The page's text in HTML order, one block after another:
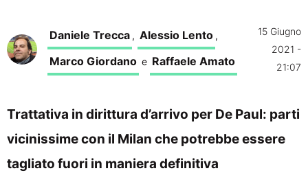
Daniele Trecca , Alessio Lento ,
Marco Giordano e Raffaele Amato
15 Giugno
2021 -
21:07
Trattativa in dirittura d’arrivo per De Paul: parti
vicinissime con il Milan che potrebbe essere
tagliato fuori in maniera definitiva